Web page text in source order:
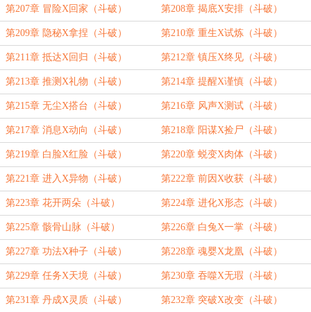
第207章 冒险X回家（斗破） 第208章 揭底X安排（斗破）
第209章 隐秘X拿捏（斗破） 第210章 重生X试炼（斗破）
第211章 抵达X回归（斗破） 第212章 镇压X终见（斗破）
第213章 推测X礼物（斗破） 第214章 提醒X谨慎（斗破）
第215章 无尘X搭台（斗破） 第216章 风声X测试（斗破）
第217章 消息X动向（斗破） 第218章 阳谋X捡尸（斗破）
第219章 白脸X红脸（斗破） 第220章 蜕变X肉体（斗破）
第221章 进入X异物（斗破） 第222章 前因X收获（斗破）
第223章 花开两朵（斗破） 第224章 进化X形态（斗破）
第225章 骸骨山脉（斗破） 第226章 白兔X一掌（斗破）
第227章 功法X种子（斗破） 第228章 魂婴X龙凰（斗破）
第229章 任务X天境（斗破） 第230章 吞噬X无瑕（斗破）
第231章 丹成X灵质（斗破） 第232章 突破X改变（斗破）